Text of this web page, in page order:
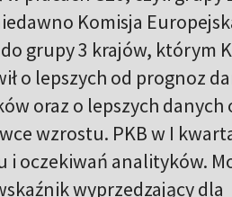
Komisja
grupy 3 krajów, którym
o lepszych od prognoz
oraz o lepszych danych
wzrostu. PKB w I
i oczekiwań analityków.
wyprzedzający dla